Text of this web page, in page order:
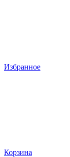
Избранное
Корзина